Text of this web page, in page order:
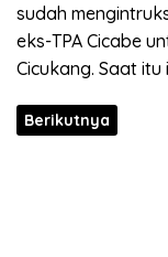
sudah
eks-TPA Cicabe
Cicukang. Saat itu
Berikutnya